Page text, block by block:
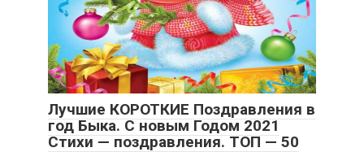
Лучшие КОРОТКИЕ Поздравления в
год Быка. С новым Годом 2021
Стихи — поздравления. ТОП — 50